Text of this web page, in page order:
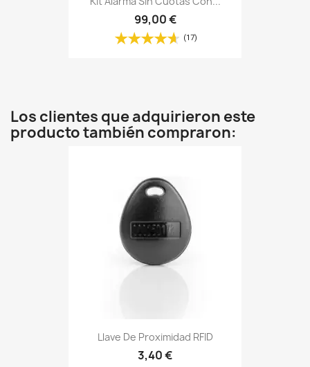
99,00 €
(17)
Los clientes que adquirieron este
producto también compraron:
Llave De Proximidad RFID
3,40 €